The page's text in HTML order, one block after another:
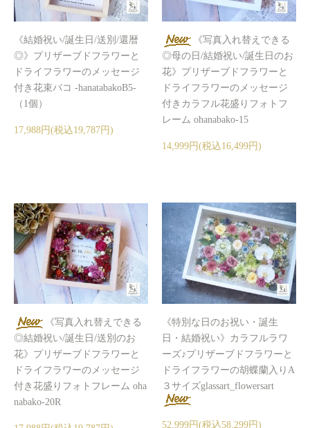
《結婚祝い/誕生日/送別/還暦
◎》プリザーブドフラワーと
ドライフラワーのメッセージ
付き花束バコ -hanatabakoB5-
（1個）
17,988円(税込19,787円)
《写真入れ替えできる
◎母の日/結婚祝い/誕生日のお
花》プリザーブドフラワーと
ドライフラワーのメッセージ
付きカラフル花盛りフォトフ
レーム ohanabako-15
14,999円(税込16,499円)
《写真入れ替えできる
◎結婚祝い/誕生日/送別のお
花》プリザーブドフラワーと
ドライフラワーのメッセージ
付き花盛りフォトフレーム oha
nabako-20R
《特別な日のお祝い・誕生
日・結婚祝い》カラフルラワ
ーズ♪プリザーブドフラワーと
ドライフラワーの胡蝶蘭入りA
３サイズglassart_flowersart
52,999円(税込58,299円)